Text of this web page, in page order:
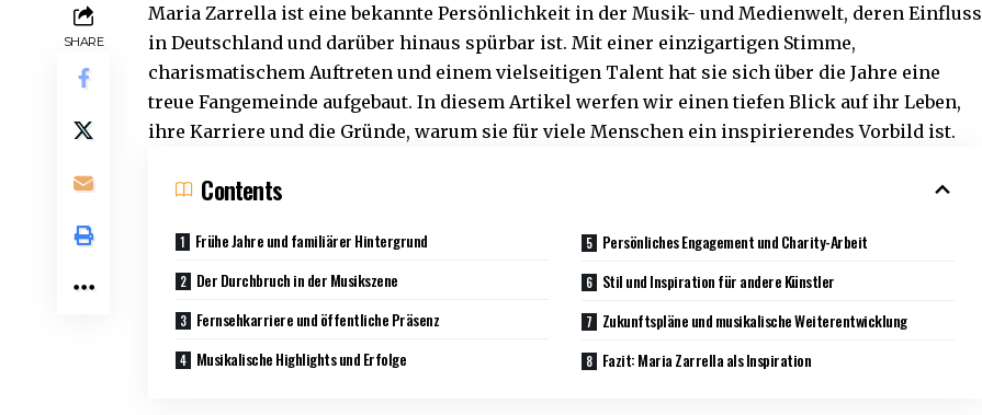
SHARE
Maria Zarrella ist eine bekannte Persönlichkeit in der Musik- und Medienwelt, deren Einfluss
in Deutschland und darüber hinaus spürbar ist. Mit einer einzigartigen Stimme,
charismatischem Auftreten und einem vielseitigen Talent hat sie sich über die Jahre eine
treue Fangemeinde aufgebaut. In diesem Artikel werfen wir einen tiefen Blick auf ihr Leben,
ihre Karriere und die Gründe, warum sie für viele Menschen ein inspirierendes Vorbild ist.
Contents
Frühe Jahre und familiärer Hintergrund
Der Durchbruch in der Musikszene
Fernsehkarriere und öffentliche Präsenz
Musikalische Highlights und Erfolge
Persönliches Engagement und Charity-Arbeit
Stil und Inspiration für andere Künstler
Zukunftspläne und musikalische Weiterentwicklung
Fazit: Maria Zarrella als Inspiration